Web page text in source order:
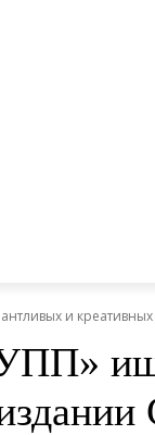
и креативных
ищет